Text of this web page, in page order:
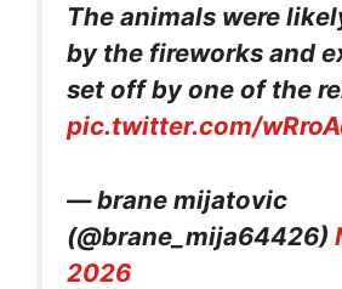
The animals were
by the fireworks and
set off by one of the
pic.twitter.com/
— brane mijatovic
(@brane_mija64426)
2026